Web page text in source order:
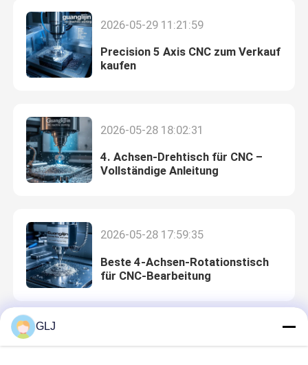
2026-05-29 11:21:59
Precision 5 Axis CNC zum Verkauf
kaufen
2026-05-28 18:02:31
4. Achsen-Drehtisch für CNC –
Vollständige Anleitung
2026-05-28 17:59:35
Beste 4-Achsen-Rotationstisch
für CNC-Bearbeitung
GLJ